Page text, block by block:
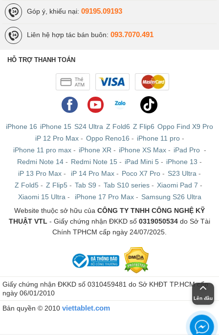
Góp ý, khiếu nại: 09195.09193
Liên hệ hợp tác bán buôn: 093.7070.491
HỖ TRỢ THANH TOÁN
iPhone 16 iPhone 15 S24 Ultra Z Fold6 Z Flip6 Oppo Find X9 Pro
iP 12 Pro Max- Oppo Reno16 - iPhone 11 pro-
iPhone 11 pro max- iPhone XR - iPhone XS Max- iPad Pro -
Redmi Note 14 - Redmi Note 15 - iPad Mini 5 - iPhone 13 -
iP 13 Pro Max - iP 14 Pro Max - Poco X7 Pro - S23 Ultra -
Z Fold5 - Z Flip5 - Tab S9 - Tab S10 series - Xiaomi Pad 7 -
Xiaomi 15 Ultra - iPhone 17 Pro Max- Samsung S26 Ultra
Website thuộc sở hữu của CÔNG TY TNHH CÔNG NGHỆ KỸ
THUẬT VTL - Giấy chứng nhận ĐKKD số 0319050534 do Sở Tài
Chính TPHCM cấp ngày 24/07/2025.
Giấy chứng nhận ĐKKD số 0310459481 do Sở KHĐT TP.HCM cấp
ngày 06/01/2010
Bản quyền © 2010 viettablet.com
Lên đầu